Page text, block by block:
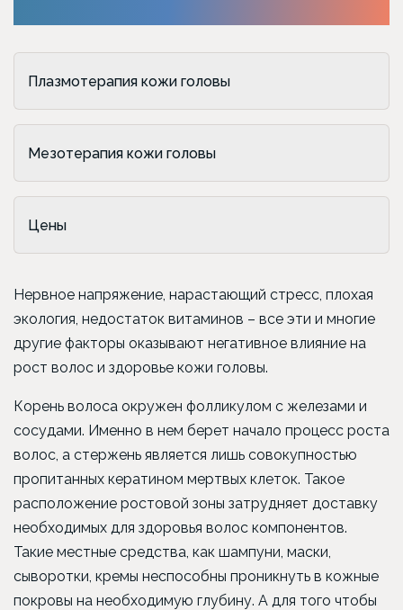
Плазмотерапия кожи головы
Мезотерапия кожи головы
Цены
Нервное напряжение, нарастающий стресс, плохая
экология, недостаток витаминов – все эти и многие
другие факторы оказывают негативное влияние на
рост волос и здоровье кожи головы.
Корень волоса окружен фолликулом с железами и
сосудами. Именно в нем берет начало процесс роста
волос, а стержень является лишь совокупностью
пропитанных кератином мертвых клеток. Такое
расположение ростовой зоны затрудняет доставку
необходимых для здоровья волос компонентов.
Такие местные средства, как шампуни, маски,
сыворотки, кремы неспособны проникнуть в кожные
покровы на необходимую глубину. А для того чтобы